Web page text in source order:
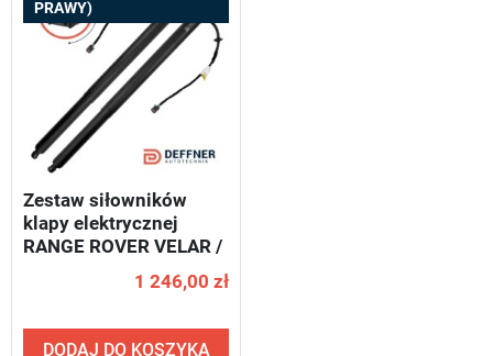
PRAWY)
Zestaw siłowników
klapy elektrycznej
RANGE ROVER VELAR /
od 2017 - DEFFNER S49
1 246,00 zł
DODAJ DO KOSZYKA